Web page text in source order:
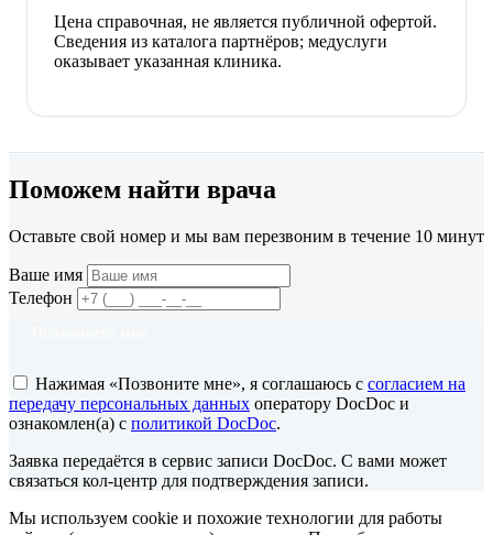
Цена справочная, не является публичной офертой.
Сведения из каталога партнёров; медуслуги
оказывает указанная клиника.
Поможем найти врача
Оставьте свой номер и мы вам перезвоним в течение 10 минут
Ваше имя
Телефон
Нажимая «Позвоните мне», я соглашаюсь с согласием на
передачу персональных данных оператору DocDoc и
ознакомлен(а) с политикой DocDoc.
Заявка передаётся в сервис записи DocDoc. С вами может
связаться кол-центр для подтверждения записи.
Мы используем cookie и похожие технологии для работы